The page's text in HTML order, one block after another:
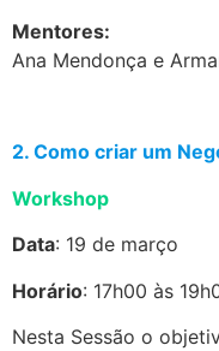
Mentores:
Ana Mendonça e
2. Como criar um
Workshop
Data: 19 de março
Horário: 17h00 às
Nesta Sessão o